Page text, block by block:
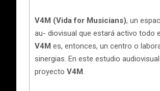
V4M (Vida for Musicians), un
au- diovisual que estará activo todo
V4M es, entonces, un centro o
sinergias. En este estudio audiovisual
proyecto V4M.